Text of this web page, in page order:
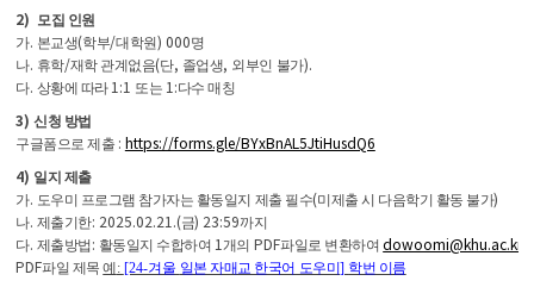
2)
모집 인원
가. 본교생(학부/대학원) 000명
나. 휴학/재학 관계없음(단, 졸업생, 외부인 불가).
다. 상황에 따라 1:1 또는 1:다수 매칭
3)신청 방법
구글폼으로 제출 : https://forms.gle/BYxBnAL5JtiHusdQ6
4) 일지 제출
가. 도우미 프로그램 참가자는 활동일지 제출 필수(미제출 시 다음학기 활동 불가)
나. 제출기한: 2025.02.21.(금) 23:59까지
다. 제출방법: 활동일지 수합하여 1개의 PDF파일로 변환하여 dowoomi@khu.ac.kr
PDF파일 제목예: [24-겨울 일본 자매교 한국어 도우미] 학번 이름